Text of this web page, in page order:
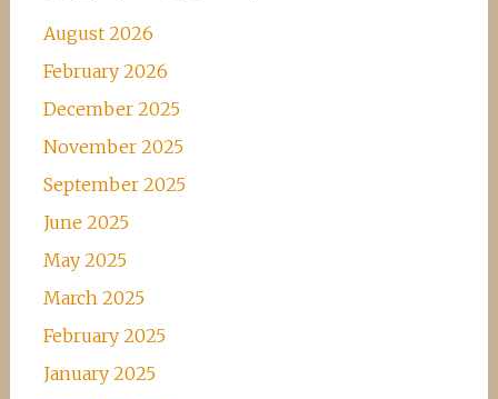
August 2026
February 2026
December 2025
November 2025
September 2025
June 2025
May 2025
March 2025
February 2025
January 2025